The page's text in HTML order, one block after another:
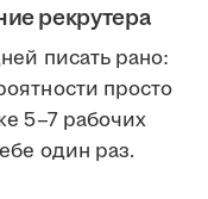
рекрутера
писать рано:
просто
5–7 рабочих
один раз.